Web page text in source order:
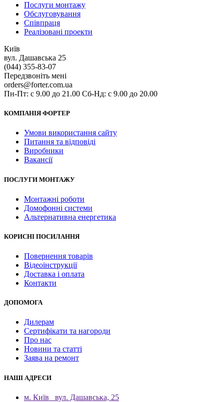
Послуги монтажу
Обслуговування
Співпраця
Реалізовані проекти
Київ
вул. Дашавська 25
(044) 355-83-07
Передзвоніть мені
orders@forter.com.ua
Пн-Пт: с 9.00 до 21.00 Сб-Нд: с 9.00 до 20.00
КОМПАНІЯ ФОРТЕР
Умови використання сайту
Питання та відповіді
Виробники
Вакансії
ПОСЛУГИ МОНТАЖУ
Монтажні роботи
Домофонні системи
Альтернативна енергетика
КОРИСНІ ПОСИЛАННЯ
Повернення товарів
Відеоінструкції
Доставка і оплата
Контакти
ДОПОМОГА
Дилерам
Сертифікати та нагороди
Про нас
Новини та статті
Заява на ремонт
НАШІ АДРЕСИ
м. Київ вул. Дашавська, 25